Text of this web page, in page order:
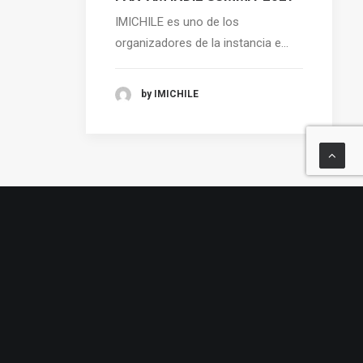
IMICHILE es uno de los
organizadores de la instancia e…
by IMICHILE